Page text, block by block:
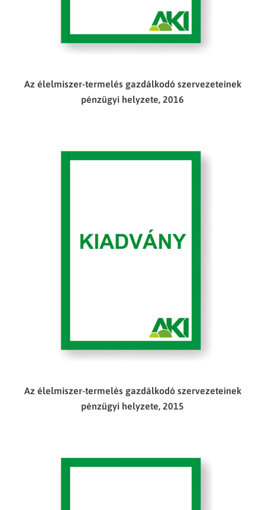
Az élelmiszer-termelés gazdálkodó szervezeteinek
pénzügyi helyzete, 2016
Az élelmiszer-termelés gazdálkodó szervezeteinek
pénzügyi helyzete, 2015